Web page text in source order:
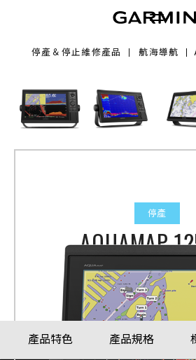
停產＆停止維修產品 航海導航
停產
AQUAMAP
產品料號010-01846-
產品特色 產品規格